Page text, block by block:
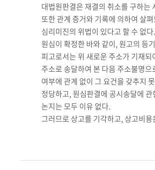
대법원판결은 재결의 취소를 구하는
또한 관계 증거와 기록에 의하여 살
심리미진의 위법이 있다고 할 수 없다.
원심이 확정한 바와 같이, 원고의 등
피고로서는 위 새로운 주소가 기재
주소로 송달하여 본 다음 주소불명
여부에 관계 없이 그 요건을 갖추지
정당하고, 원심판결에 공시송달에
논지는 모두 이유 없다.
그러므로 상고를 기각하고, 상고비